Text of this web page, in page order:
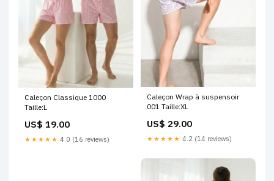
Caleçon Classique 1000
Taille:L
US$ 19.00
★★★★★ 4.0 (16 reviews)
Caleçon Wrap à suspensoir
001 Taille:XL
US$ 29.00
★★★★★ 4.2 (14 reviews)